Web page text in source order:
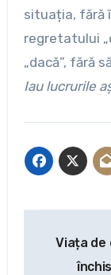
situația, fără
regretatului
„dacă”, fără
Iau lucrurile
Viața de